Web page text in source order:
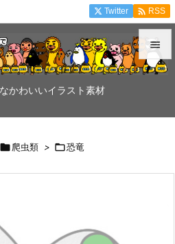
かわいいイラスト素材


Twitter  RSS
爬虫類 > 恐竜